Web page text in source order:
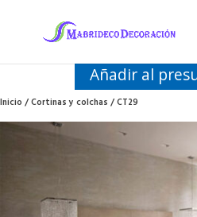
Añadir al
Inicio/Cortinas y colchas/ CT29